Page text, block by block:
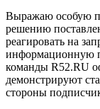
Выражаю особую
решению
реагировать на
информационную
команды R52.RU
демонстрируют
стороны